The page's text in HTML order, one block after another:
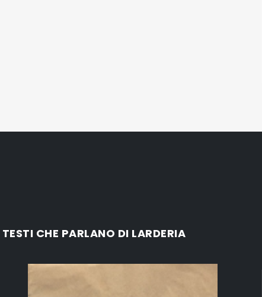
TESTI CHE PARLANO DI LARDERIA